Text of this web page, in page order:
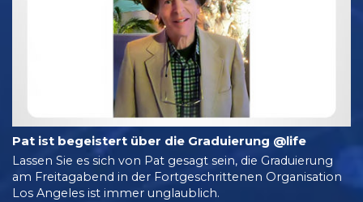
Pat ist begeistert über die Graduierung @life
Lassen Sie es sich von Pat gesagt sein, die Graduierung
am Freitagabend in der Fortgeschrittenen Organisation
Los Angeles ist immer unglaublich.